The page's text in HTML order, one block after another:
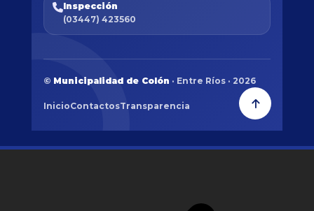
Inspección
(03447) 423560
© Municipalidad de Colón · Entre Ríos · 2026
InicioContactosTransparencia